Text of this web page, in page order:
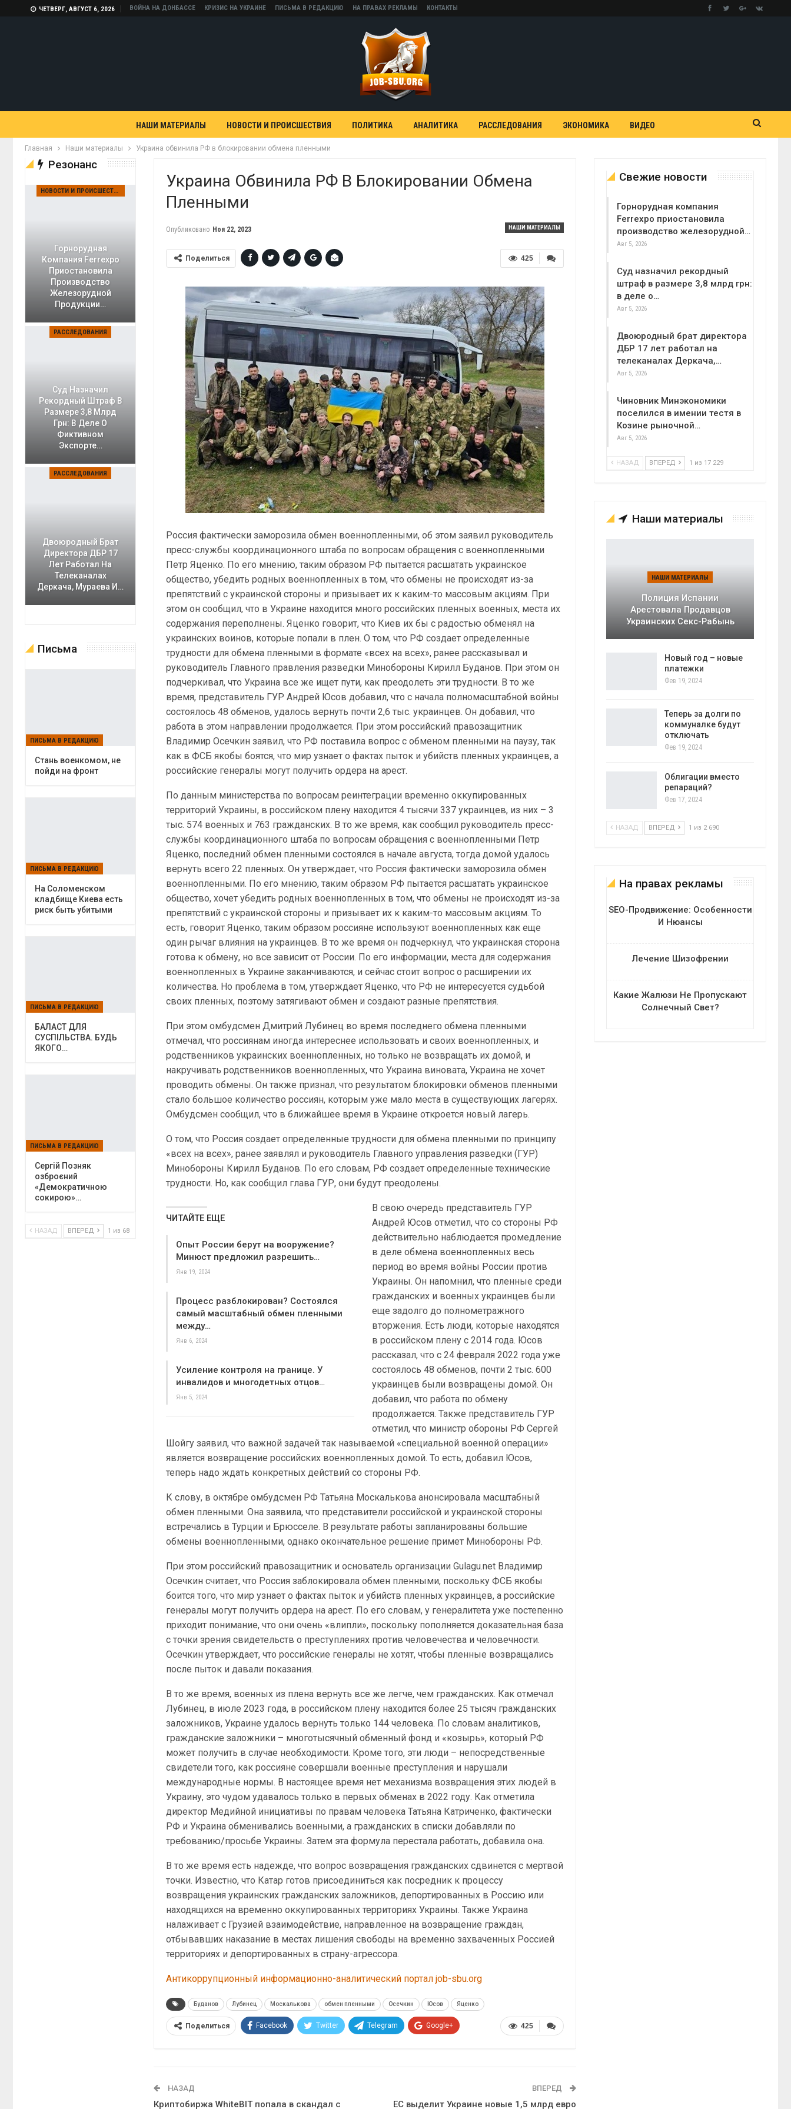
ЧЕТВЕРГ, АВГУСТ 6, 2026 ВОЙНА НА ДОНБАССЕ КРИЗИС НА УКРАИНЕ ПИСЬМА В РЕДАКЦИЮ НА ПРАВАХ РЕКЛАМЫ КОНТАКТЫ
НАШИ МАТЕРИАЛЫ НОВОСТИ И ПРОИСШЕСТВИЯ ПОЛИТИКА АНАЛИТИКА РАССЛЕДОВАНИЯ ЭКОНОМИКА ВИДЕО
Главная Наши материалы Украина обвинила РФ в блокировании обмена пленными
Украина Обвинила РФ В Блокировании Обмена
Пленными
НАШИ МАТЕРИАЛЫ
Опубликовано Ноя 22, 2023
425
Поделиться
Россия фактически заморозила обмен военнопленными, об этом заявил руководитель
пресс-службы координационного штаба по вопросам обращения с военнопленными
Петр Яценко. По его мнению, таким образом РФ пытается расшатать украинское
общество, убедить родных военнопленных в том, что обмены не происходят из-за
препятствий с украинской стороны и призывает их к каким-то массовым акциям. При
этом он сообщил, что в Украине находится много российских пленных военных, места их
содержания переполнены. Яценко говорит, что Киев их бы с радостью обменял на
украинских воинов, которые попали в плен. О том, что РФ создает определенные
трудности для обмена пленными в формате «всех на всех», ранее рассказывал и
руководитель Главного правления разведки Минобороны Кирилл Буданов. При этом он
подчеркивал, что Украина все же ищет пути, как преодолеть эти трудности. В то же
время, представитель ГУР Андрей Юсов добавил, что с начала полномасштабной войны
состоялось 48 обменов, удалось вернуть почти 2,6 тыс. украинцев. Он добавил, что
работа в этом направлении продолжается. При этом российский правозащитник
Владимир Осечкин заявил, что РФ поставила вопрос с обменом пленными на паузу, так
как в ФСБ якобы боятся, что мир узнает о фактах пыток и убийств пленных украинцев, а
российские генералы могут получить ордера на арест.
По данным министерства по вопросам реинтеграции временно оккупированных
территорий Украины, в российском плену находится 4 тысячи 337 украинцев, из них – 3
тыс. 574 военных и 763 гражданских. В то же время, как сообщил руководитель пресс-
службы координационного штаба по вопросам обращения с военнопленными Петр
Яценко, последний обмен пленными состоялся в начале августа, тогда домой удалось
вернуть всего 22 пленных. Он утверждает, что Россия фактически заморозила обмен
военнопленными. По его мнению, таким образом РФ пытается расшатать украинское
общество, хочет убедить родных военнопленных в том, что обмены не происходят из-за
препятствий с украинской стороны и призывает их к каким-то массовым акциям. То
есть, говорит Яценко, таким образом россияне используют военнопленных как еще
один рычаг влияния на украинцев. В то же время он подчеркнул, что украинская сторона
готова к обмену, но все зависит от России. По его информации, места для содержания
военнопленных в Украине заканчиваются, и сейчас стоит вопрос о расширении их
количества. Но проблема в том, утверждает Яценко, что РФ не интересуется судьбой
своих пленных, поэтому затягивают обмен и создают разные препятствия.
При этом омбудсмен Дмитрий Лубинец во время последнего обмена пленными
отмечал, что россиянам иногда интереснее использовать и своих военнопленных, и
родственников украинских военнопленных, но только не возвращать их домой, и
накручивать родственников военнопленных, что Украина виновата, Украина не хочет
проводить обмены. Он также признал, что результатом блокировки обменов пленными
стало большое количество россиян, которым уже мало места в существующих лагерях.
Омбудсмен сообщил, что в ближайшее время в Украине откроется новый лагерь.
О том, что Россия создает определенные трудности для обмена пленными по принципу
«всех на всех», ранее заявлял и руководитель Главного управления разведки (ГУР)
Минобороны Кирилл Буданов. По его словам, РФ создает определенные технические
трудности. Но, как сообщил глава ГУР, они будут преодолены.
ЧИТАЙТЕ ЕЩЕ
Опыт России берут на вооружение?
Минюст предложил разрешить…
Янв 19, 2024
Процесс разблокирован? Состоялся
самый масштабный обмен пленными
между…
Янв 6, 2024
Усиление контроля на границе. У
инвалидов и многодетных отцов…
Янв 5, 2024
В свою очередь представитель ГУР
Андрей Юсов отметил, что со стороны РФ
действительно наблюдается промедление
в деле обмена военнопленных весь
период во время войны России против
Украины. Он напомнил, что пленные среди
гражданских и военных украинцев были
еще задолго до полнометражного
вторжения. Есть люди, которые находятся
в российском плену с 2014 года. Юсов
рассказал, что с 24 февраля 2022 года уже
состоялось 48 обменов, почти 2 тыс. 600
украинцев были возвращены домой. Он
добавил, что работа по обмену
продолжается. Также представитель ГУР
отметил, что министр обороны РФ Сергей
Шойгу заявил, что важной задачей так называемой «специальной военной операции»
является возвращение российских военнопленных домой. То есть, добавил Юсов,
теперь надо ждать конкретных действий со стороны РФ.
К слову, в октябре омбудсмен РФ Татьяна Москалькова анонсировала масштабный
обмен пленными. Она заявила, что представители российской и украинской стороны
встречались в Турции и Брюсселе. В результате работы запланированы большие
обмены военнопленными, однако окончательное решение примет Минобороны РФ.
При этом российский правозащитник и основатель организации Gulagu.net Владимир
Осечкин считает, что Россия заблокировала обмен пленными, поскольку ФСБ якобы
боится того, что мир узнает о фактах пыток и убийств пленных украинцев, а российские
генералы могут получить ордера на арест. По его словам, у генералитета уже постепенно
приходит понимание, что они очень «влипли», поскольку пополняется доказательная база
с точки зрения свидетельств о преступлениях против человечества и человечности.
Осечкин утверждает, что российские генералы не хотят, чтобы пленные возвращались
после пыток и давали показания.
В то же время, военных из плена вернуть все же легче, чем гражданских. Как отмечал
Лубинец, в июле 2023 года, в российском плену находится более 25 тысяч гражданских
заложников, Украине удалось вернуть только 144 человека. По словам аналитиков,
гражданские заложники – многотысячный обменный фонд и «козырь», который РФ
может получить в случае необходимости. Кроме того, эти люди – непосредственные
свидетели того, как россияне совершали военные преступления и нарушали
международные нормы. В настоящее время нет механизма возвращения этих людей в
Украину, это чудом удавалось только в первых обменах в 2022 году. Как отметила
директор Медийной инициативы по правам человека Татьяна Катриченко, фактически
РФ и Украина обменивались военными, а гражданских в списки добавляли по
требованию/просьбе Украины. Затем эта формула перестала работать, добавила она.
В то же время есть надежде, что вопрос возвращения гражданских сдвинется с мертвой
точки. Известно, что Катар готов присоединиться как посредник к процессу
возвращения украинских гражданских заложников, депортированных в Россию или
находящихся на временно оккупированных территориях Украины. Также Украина
налаживает с Грузией взаимодействие, направленное на возвращение граждан,
отбывавших наказание в местах лишения свободы на временно захваченных Россией
территориях и депортированных в страну-агрессора.
Антикоррупционный информационно-аналитический портал job-sbu.org
Буданов Лубинец Москалькова обмен пленными Осечкин Юсов Яценко
425
Поделиться Facebook Twitter Telegram Google+
НАЗАД
Криптобиржа WhiteBIT попала в скандал с
ВПЕРЕД
ЕС выделит Украине новые 1,5 млрд евро
Свежие новости
Горнорудная компания
Ferrexpo приостановила
производство железорудной…
Авг 5, 2026
Суд назначил рекордный
штраф в размере 3,8 млрд грн:
в деле о…
Авг 5, 2026
Двоюродный брат директора
ДБР 17 лет работал на
телеканалах Деркача,…
Авг 5, 2026
Чиновник Минэкономики
поселился в имении тестя в
Козине рыночной…
Авг 5, 2026
НАЗАД ВПЕРЕД 1 из 17 229
Наши материалы
НАШИ МАТЕРИАЛЫ
Полиция Испании
Арестовала Продавцов
Украинских Секс-Рабынь
Новый год – новые
платежки
Фев 19, 2024
Теперь за долги по
коммуналке будут
отключать
Фев 19, 2024
Облигации вместо
репараций?
Фев 17, 2024
НАЗАД ВПЕРЕД 1 из 2 690
На правах рекламы
SEO-Продвижение: Особенности
И Нюансы
Лечение Шизофрении
Какие Жалюзи Не Пропускают
Солнечный Свет?
Резонанс
НОВОСТИ И ПРОИСШЕСТВИЯ
Горнорудная
Компания Ferrexpo
Приостановила
Производство
Железорудной
Продукции…
РАССЛЕДОВАНИЯ
Суд Назначил
Рекордный Штраф В
Размере 3,8 Млрд
Грн: В Деле О
Фиктивном
Экспорте…
РАССЛЕДОВАНИЯ
Двоюродный Брат
Директора ДБР 17
Лет Работал На
Телеканалах
Деркача, Мураева И…
Письма
ПИСЬМА В РЕДАКЦИЮ
Cтань военкомом, не
пойди на фронт
ПИСЬМА В РЕДАКЦИЮ
На Соломенском
кладбище Киева есть
риск быть убитыми
ПИСЬМА В РЕДАКЦИЮ
БАЛАСТ ДЛЯ
СУСПІЛЬСТВА. БУДЬ
ЯКОГО…
ПИСЬМА В РЕДАКЦИЮ
Сергій Позняк
озброєний
«Демократичною
сокирою»…
НАЗАД ВПЕРЕД 1 из 68